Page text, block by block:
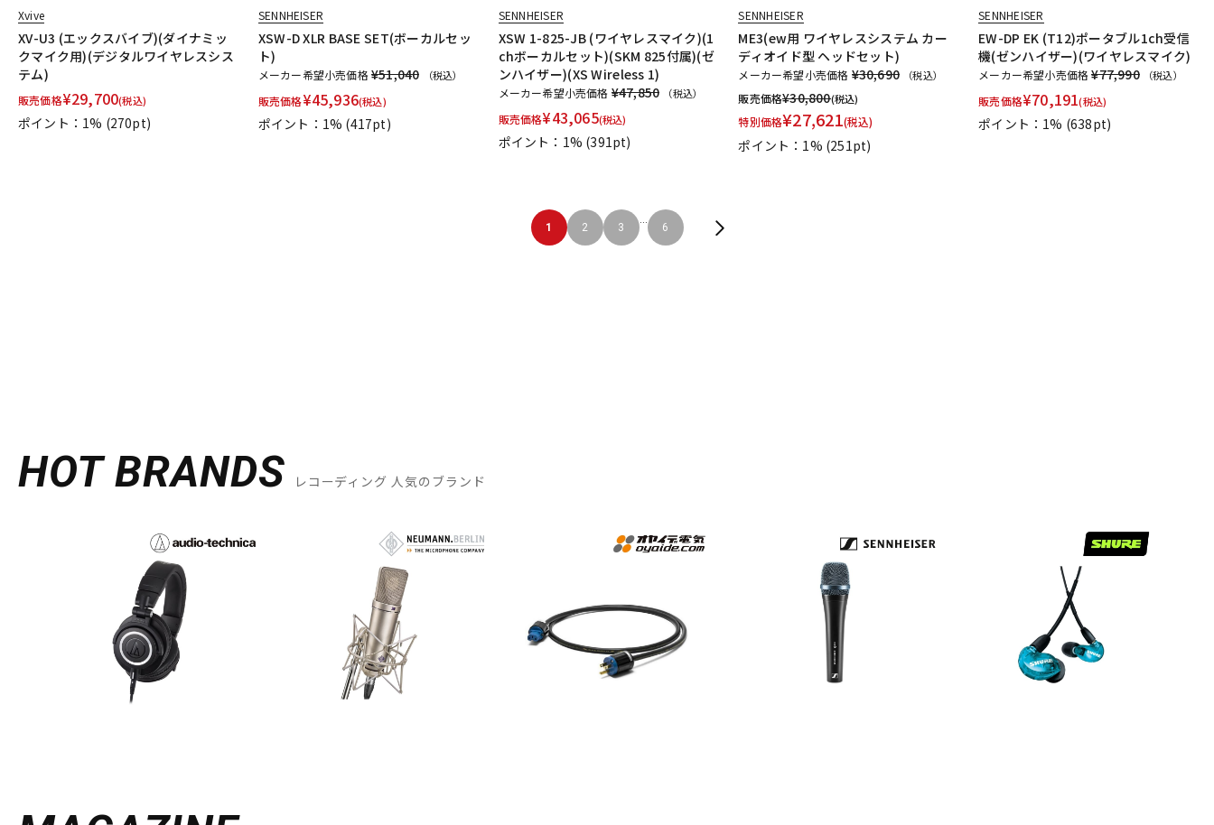
Xvive
XV-U3 (エックスバイブ)(ダイナミッ
クマイク用)(デジタルワイヤレスシス
テム)
販売価格¥29,700(税込)
ポイント：1% (270pt)
SENNHEISER
XSW-D XLR BASE SET(ボーカルセッ
ト)
メーカー希望小売価格¥51,040 （税込）
販売価格¥45,936(税込)
ポイント：1% (417pt)
SENNHEISER
XSW 1-825-JB (ワイヤレスマイク)(1
chボーカルセット)(SKM 825付属)(ゼ
ンハイザー)(XS Wireless 1)
メーカー希望小売価格 ¥47,850 （税込）
販売価格¥43,065(税込)
ポイント：1% (391pt)
SENNHEISER
ME3(ew用 ワイヤレスシステム カー
ディオイド型 ヘッドセット)
メーカー希望小売価格 ¥30,690 （税込）
販売価格¥30,800(税込)
特別価格¥27,621(税込)
ポイント：1% (251pt)
SENNHEISER
EW-DP EK (T12)ポータブル1ch受信
機(ゼンハイザー)(ワイヤレスマイク)
メーカー希望小売価格¥77,990 （税込）
販売価格¥70,191(税込)
ポイント：1% (638pt)
1 2 3
...
6
HOT BRANDS レコーディング 人気のブランド